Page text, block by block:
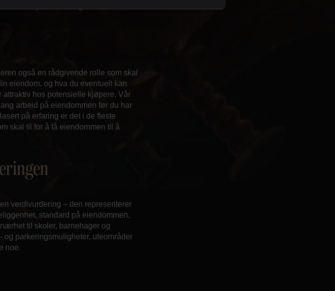
også en rådgivende rolle som skal
eiendom, og hva du eventuelt kan
hos potensielle kjøpere. Vår
arbeid på eiendommen før du har
på erfaring er det i de fleste
skal til for å få eiendommen til å
verdivurdering – den representerer
standard på eiendommen,
til skoler, barnehager og
parkeringsmuligheter, uteområder
noe.